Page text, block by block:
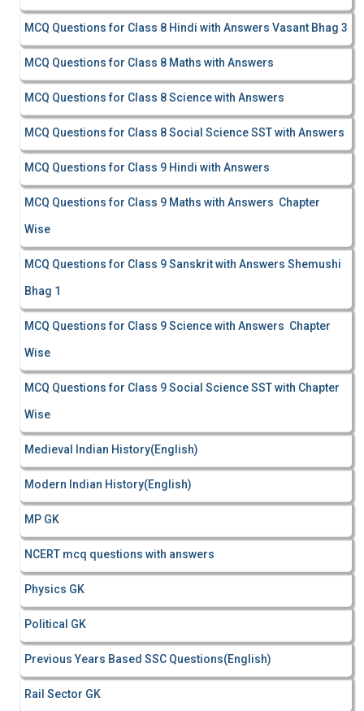
MCQ Questions for Class 8 Hindi with Answers Vasant Bhag 3
MCQ Questions for Class 8 Maths with Answers
MCQ Questions for Class 8 Science with Answers
MCQ Questions for Class 8 Social Science SST with Answers
MCQ Questions for Class 9 Hindi with Answers
MCQ Questions for Class 9 Maths with Answers Chapter
Wise
MCQ Questions for Class 9 Sanskrit with Answers Shemushi
Bhag 1
MCQ Questions for Class 9 Science with Answers Chapter
Wise
MCQ Questions for Class 9 Social Science SST with Chapter
Wise
Medieval Indian History(English)
Modern Indian History(English)
MP GK
NCERT mcq questions with answers
Physics GK
Political GK
Previous Years Based SSC Questions(English)
Rail Sector GK